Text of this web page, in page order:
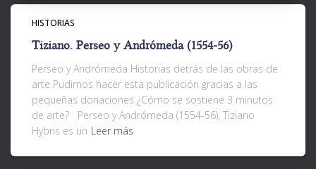
HISTORIAS
Tiziano. Perseo y Andrómeda (1554-56)
Perseo y Andrómeda Historias detrás de las obras de
arte Pudimos hacer esta publicación gracias a las
pequeñas donaciones ¿Cómo se sostiene 3 minutos
de arte? Perseo y Andrómeda (1554-56), Tiziano
Hybris es un Leer más